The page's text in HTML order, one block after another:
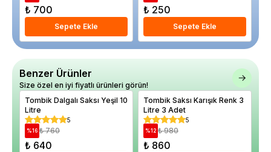
₺ 700
Sepete Ekle
₺ 250
Sepete Ekle
Benzer Ürünler
Size özel en iyi fiyatlı ürünleri görün!
Tombik Dalgalı Saksı Yeşil 10
Litre
5
%16 ₺ 760
₺ 640
Tombik Saksı Karışık Renk 3
Litre 3 Adet
5
%12 ₺ 980
₺ 860